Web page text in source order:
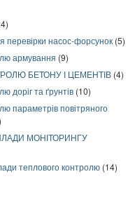
перевірки насос-форсунок (5)
армування (9)
БЕТОНУ І ЦЕМЕНТІВ (4)
доріг та ґрунтів (10)
параметрів повітряного
МОНІТОРИНГУ
теплового контролю (14)